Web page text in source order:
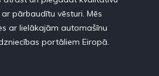
pārbaudītu vēsturi. Mēs
ar lielākajām automašīnu
portāliem Eiropā.